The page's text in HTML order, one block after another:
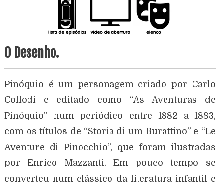
O Desenho.
Pinóquio é um personagem criado por Carlo
Collodi e editado como “As Aventuras de
Pinóquio” num periódico entre 1882 a 1883,
com os títulos de “Storia di um Burattino” e “Le
Aventure di Pinocchio”, que foram ilustradas
por Enrico Mazzanti. Em pouco tempo se
converteu num clássico da literatura infantil e